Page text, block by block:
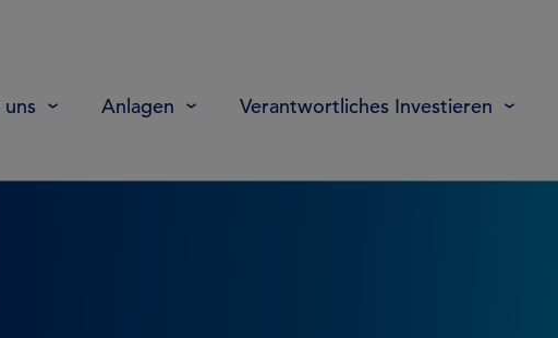
Anlagen Verantwortliches Investieren